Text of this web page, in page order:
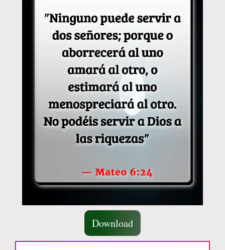
Download